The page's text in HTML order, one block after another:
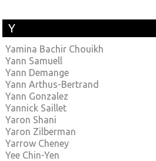
Y
Yamina Bachir Chouikh
Yann Samuell
Yann Demange
Yann Arthus-Bertrand
Yann Gonzalez
Yannick Saillet
Yaron Shani
Yaron Zilberman
Yarrow Cheney
Yee Chin-Yen